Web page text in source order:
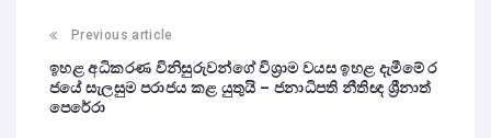
Previous article
ඉහළ අධිකරණ විනිසුරුවන්ගේ විශ්‍රාම වයස ඉහළ දැමීමේ ර
ජයේ සැලසුම පරාජය කළ යුතුයි – ජනාධිපති නීතිඥ ශ්‍රීනාත්
පෙරේරා